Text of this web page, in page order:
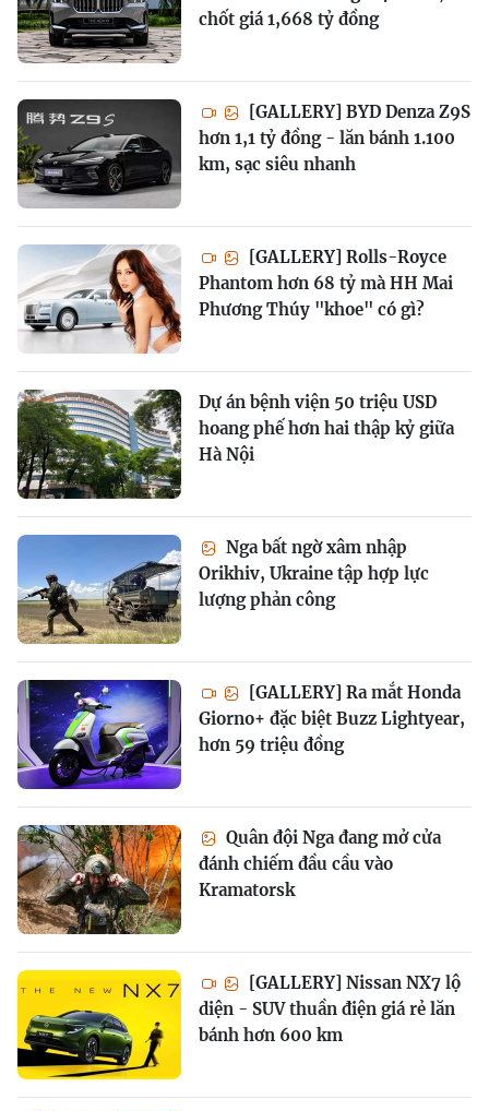
chốt giá 1,668 tỷ đồng
[GALLERY] BYD Denza Z9S
hơn 1,1 tỷ đồng - lăn bánh 1.100
km, sạc siêu nhanh
[GALLERY] Rolls-Royce
Phantom hơn 68 tỷ mà HH Mai
Phương Thúy "khoe" có gì?
Dự án bệnh viện 50 triệu USD
hoang phế hơn hai thập kỷ giữa
Hà Nội
Nga bất ngờ xâm nhập
Orikhiv, Ukraine tập hợp lực
lượng phản công
[GALLERY] Ra mắt Honda
Giorno+ đặc biệt Buzz Lightyear,
hơn 59 triệu đồng
Quân đội Nga đang mở cửa
đánh chiếm đầu cầu vào
Kramatorsk
[GALLERY] Nissan NX7 lộ
diện - SUV thuần điện giá rẻ lăn
bánh hơn 600 km